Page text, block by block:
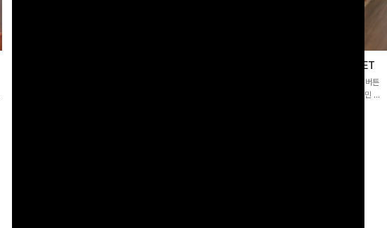
제딧레이어드 블라우스+플레어팬츠SET
[완성도높은💗]레이어드한 듯 자연스러운 나시와 버튼
원피스가 함께 구성된 세트 아이템입니다. 코디 고민 없